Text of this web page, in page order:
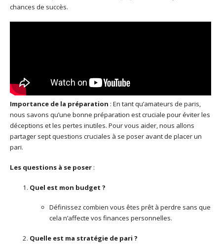
chances de succès.
Importance de la préparation : En tant qu’amateurs de paris,
nous savons qu’une bonne préparation est cruciale pour éviter les
déceptions et les pertes inutiles. Pour vous aider, nous allons
partager sept questions cruciales à se poser avant de placer un
pari.
Les questions à se poser :
Quel est mon budget ?
Définissez combien vous êtes prêt à perdre sans que
cela n’affecte vos finances personnelles.
Quelle est ma stratégie de pari ?